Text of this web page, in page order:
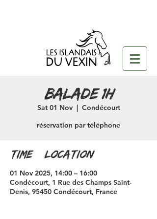
Balade 1h
Sat 01 Nov
  |
Condécourt
réservation par téléphone
Time & Location
01 Nov 2025, 14:00 – 16:00
Condécourt, 1 Rue des Champs Saint-
Denis, 95450 Condécourt, France